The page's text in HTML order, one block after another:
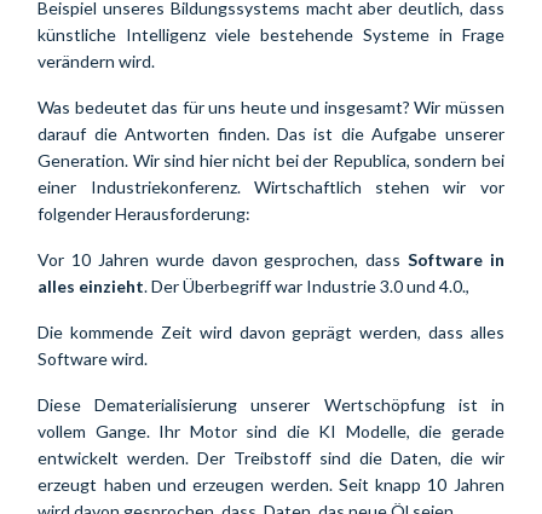
Beispiel unseres Bildungssystems macht aber deutlich, dass
künstliche Intelligenz viele bestehende Systeme in Frage
verändern wird.
Was bedeutet das für uns heute und insgesamt? Wir müssen
darauf die Antworten finden. Das ist die Aufgabe unserer
Generation. Wir sind hier nicht bei der Republica, sondern bei
einer Industriekonferenz. Wirtschaftlich stehen wir vor
folgender Herausforderung:
Vor 10 Jahren wurde davon gesprochen, dass Software in
alles einzieht. Der Überbegriff war Industrie 3.0 und 4.0.,
Die kommende Zeit wird davon geprägt werden, dass alles
Software wird.
Diese Dematerialisierung unserer Wertschöpfung ist in
vollem Gange. Ihr Motor sind die KI Modelle, die gerade
entwickelt werden. Der Treibstoff sind die Daten, die wir
erzeugt haben und erzeugen werden. Seit knapp 10 Jahren